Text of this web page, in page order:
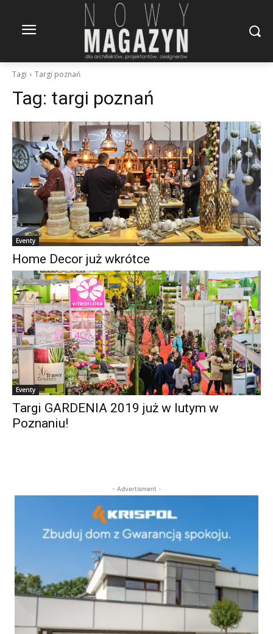
Tagi Targi poznań
Tag: targi poznań
Eventy
Home Decor już wkrótce
Eventy
Targi GARDENIA 2019 już w lutym w
Poznaniu!
- Advertisment -